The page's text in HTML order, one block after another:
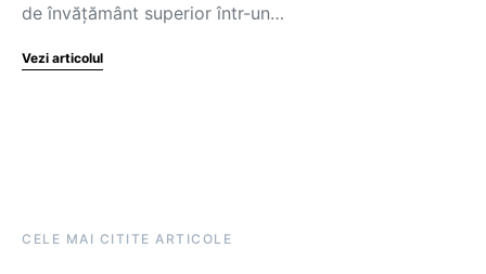
de învățământ superior într-un…
Vezi articolul
CELE MAI CITITE ARTICOLE